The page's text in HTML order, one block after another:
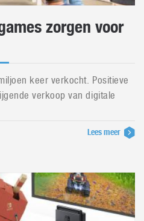
zorgen voor
keer verkocht. Positieve
verkoop van digitale
Lees meer